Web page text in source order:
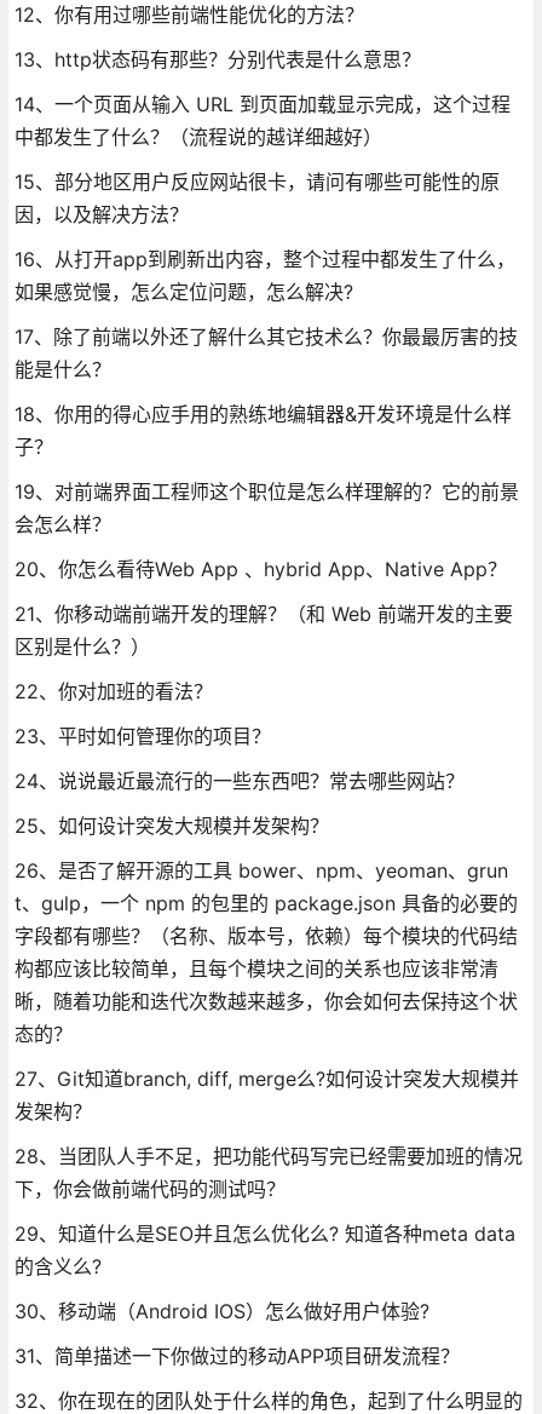
12、你有用过哪些前端性能优化的方法？
13、http状态码有那些？分别代表是什么意思？
14、一个页面从输入 URL 到页面加载显示完成，这个过程
中都发生了什么？（流程说的越详细越好）
15、部分地区用户反应网站很卡，请问有哪些可能性的原
因，以及解决方法？
16、从打开app到刷新出内容，整个过程中都发生了什么，
如果感觉慢，怎么定位问题，怎么解决?
17、除了前端以外还了解什么其它技术么？你最最厉害的技
能是什么？
18、你用的得心应手用的熟练地编辑器&开发环境是什么样
子？
19、对前端界面工程师这个职位是怎么样理解的？它的前景
会怎么样？
20、你怎么看待Web App 、hybrid App、Native App？
21、你移动端前端开发的理解？（和 Web 前端开发的主要
区别是什么？）
22、你对加班的看法？
23、平时如何管理你的项目？
24、说说最近最流行的一些东西吧？常去哪些网站？
25、如何设计突发大规模并发架构？
26、是否了解开源的工具 bower、npm、yeoman、grun
t、gulp，一个 npm 的包里的 package.json 具备的必要的
字段都有哪些？（名称、版本号，依赖）每个模块的代码结
构都应该比较简单，且每个模块之间的关系也应该非常清
晰，随着功能和迭代次数越来越多，你会如何去保持这个状
态的？
27、Git知道branch, diff, merge么?如何设计突发大规模并
发架构？
28、当团队人手不足，把功能代码写完已经需要加班的情况
下，你会做前端代码的测试吗？
29、知道什么是SEO并且怎么优化么? 知道各种meta data
的含义么?
30、移动端（Android IOS）怎么做好用户体验?
31、简单描述一下你做过的移动APP项目研发流程？
32、你在现在的团队处于什么样的角色，起到了什么明显的